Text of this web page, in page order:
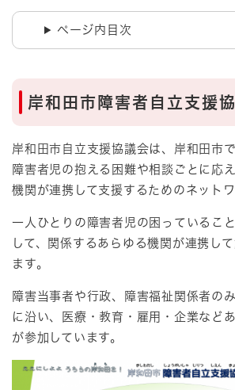
背景色変更 白 黒 青
とじる
ページ内目次
岸和田市障害者自立支援
岸和田市自立支援協議会は、岸和田市
障害者児の抱える困難や相談ごとに応
機関が連携して支援するためのネットワ
一人ひとりの障害者児の困っているこ
して、関係するあらゆる機関が連携し
ます。
障害当事者や行政、障害福祉関係者の
に沿い、医療・教育・雇用・企業など
が参加しています。